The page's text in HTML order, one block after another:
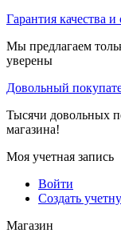
Гарантия качества
Мы предлагаем
уверены
Довольный
Тысячи довольных
магазина!
Моя учетная запись
Войти
Создать
Магазин